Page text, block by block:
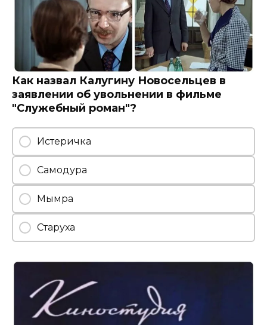
Как назвал Калугину Новосельцев в
заявлении об увольнении в фильме
"Служебный роман"?
Истеричка
Самодура
Мымра
Старуха